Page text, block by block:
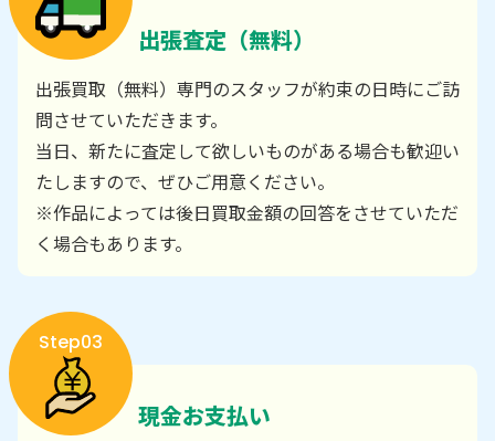
出張査定（無料）
出張買取（無料）専門のスタッフが約束の日時にご訪
問させていただきます。
当日、新たに査定して欲しいものがある場合も歓迎い
たしますので、ぜひご用意ください。
※作品によっては後日買取金額の回答をさせていただ
く場合もあります。
Step03
現金お支払い